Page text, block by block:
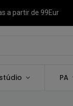
a partir de 99Eur
PA